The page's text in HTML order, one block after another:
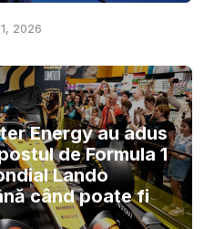
2026
Energy au adus
de Formula 1
Lando
când poate fi